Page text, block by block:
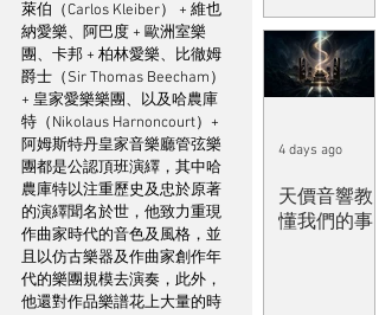
萊伯（Carlos Kleiber） + 維也
納愛樂、阿巴度 + 歐洲室樂
團、卡邦 + 柏林愛樂、比徹姆
爵士（Sir Thomas Beecham）
+ 皇家愛樂樂團、以及哈農庫
特（Nikolaus Harnoncourt）+
阿姆斯特丹皇家音樂廳管弦樂
團都是公認頂班演繹，其中哈
農庫特以注重歷史及忠於原著
的演繹聞名於世，他致力重現
作曲家時代的音色及風格，並
且以仿古樂器及作曲家創作年
代的樂團規模去演奏，此外，
他還對作品樂譜花上大量的時
天價音響教
懂我們的事
4 days ago